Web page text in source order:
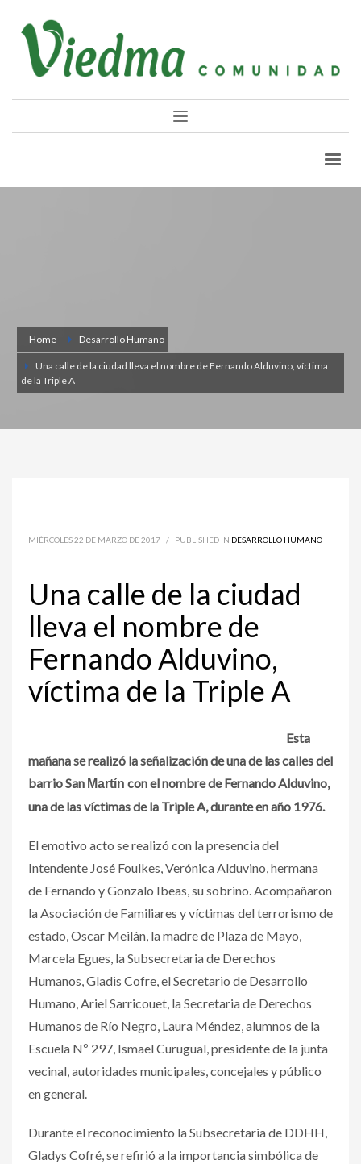
Home Desarrollo Humano
Una calle de la ciudad lleva el nombre de Fernando Alduvino, víctima
de la Triple A
MIÉRCOLES 22 DE MARZO DE 2017 / PUBLISHED IN DESARROLLO HUMANO
Una calle de la ciudad
lleva el nombre de
Fernando Alduvino,
víctima de la Triple A
Esta
mañana se realizó la señalización de una de las calles del
barrio San Martín con el nombre de Fernando Alduvino,
una de las víctimas de la Triple A, durante en año 1976.
El emotivo acto se realizó con la presencia del
Intendente José Foulkes, Verónica Alduvino, hermana
de Fernando y Gonzalo Ibeas, su sobrino. Acompañaron
la Asociación de Familiares y víctimas del terrorismo de
estado, Oscar Meilán, la madre de Plaza de Mayo,
Marcela Egues, la Subsecretaria de Derechos
Humanos, Gladis Cofre, el Secretario de Desarrollo
Humano, Ariel Sarricouet, la Secretaria de Derechos
Humanos de Río Negro, Laura Méndez, alumnos de la
Escuela Nº 297, Ismael Curugual, presidente de la junta
vecinal, autoridades municipales, concejales y público
en general.
Durante el reconocimiento la Subsecretaria de DDHH,
Gladys Cofré, se refirió a la importancia simbólica de